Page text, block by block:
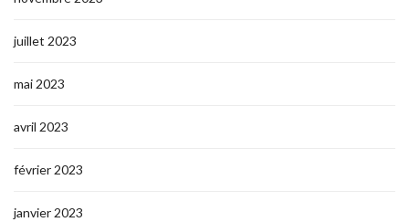
juillet 2023
mai 2023
avril 2023
février 2023
janvier 2023